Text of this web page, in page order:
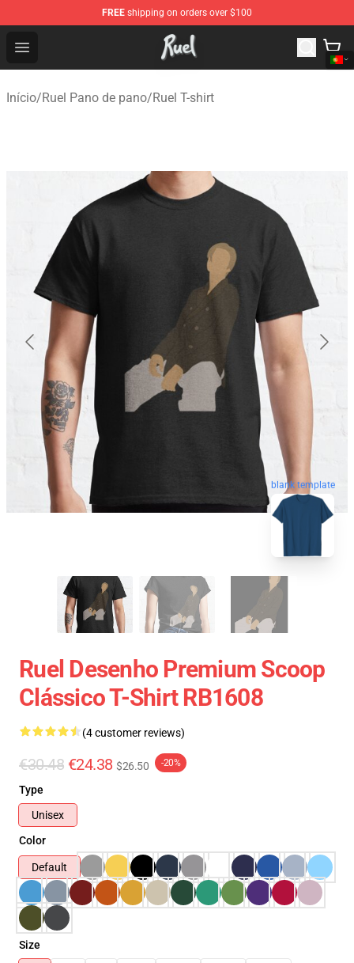
FREE shipping on orders over $100
Open menu
Ruel Store - Official Ruel Merchandise Shop
Início/Ruel Pano de pano/Ruel T-shirt
blank template
Ruel Desenho Premium Scoop
Clássico T-Shirt RB1608
(4 customer reviews)
€30.48 €24.38 $26.50 -20%
Type
Unisex
Color
Default
Size